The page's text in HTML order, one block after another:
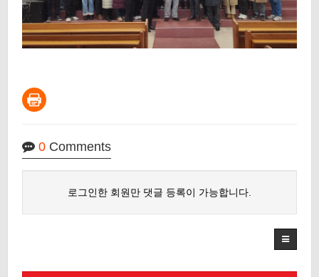
0 Comments
로그인한 회원만 댓글 등록이 가능합니다.